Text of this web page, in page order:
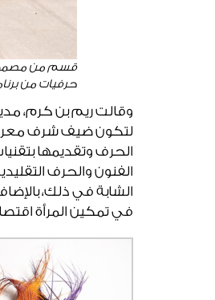
قسم من مصممي
حرفيات من
وقالت ريم بن كرم، مدير
لتكون ضيف شرف
الحرف وتقديمها
الفنون والحرف
الشابة في ذلك،
في تمكين المرأة